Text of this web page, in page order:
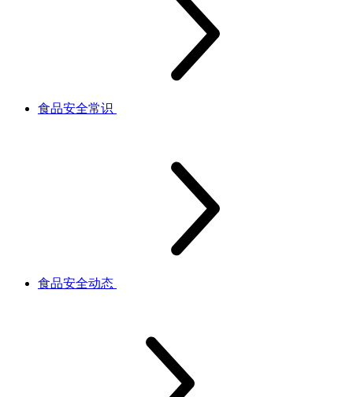
食品安全常识
食品安全动态